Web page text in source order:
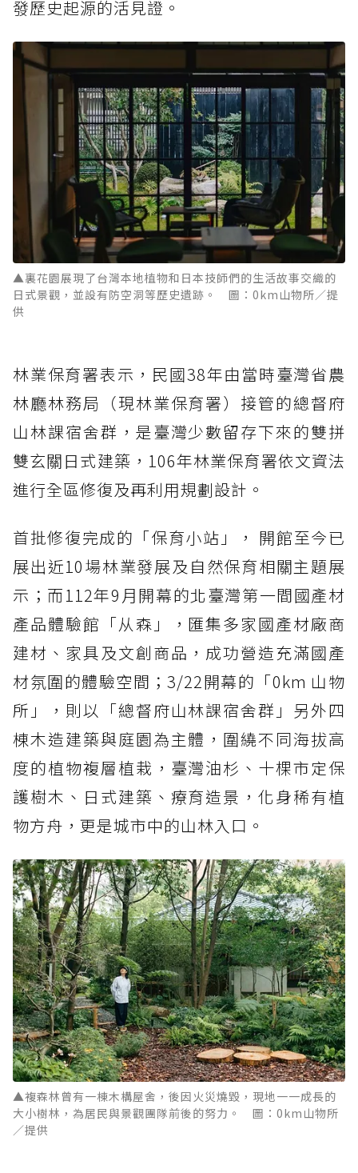
發歷史起源的活見證。
▲裏花園展現了台灣本地植物和日本技師們的生活故事交織的
日式景觀，並設有防空洞等歷史遺跡。 圖：0km山物所／提
供
林業保育署表示，民國38年由當時臺灣省農
林廳林務局（現林業保育署）接管的總督府
山林課宿舍群，是臺灣少數留存下來的雙拼
雙玄關日式建築，106年林業保育署依文資法
進行全區修復及再利用規劃設計。
首批修復完成的「保育小站」， 開館至今已
展出近10場林業發展及自然保育相關主題展
示；而112年9月開幕的北臺灣第一間國產材
產品體驗館「从森」，匯集多家國產材廠商
建材、家具及文創商品，成功營造充滿國產
材氛圍的體驗空間；3/22開幕的「0km 山物
所」，則以「總督府山林課宿舍群」另外四
棟木造建築與庭園為主體，圍繞不同海拔高
度的植物複層植栽，臺灣油杉、十棵市定保
護樹木、日式建築、療育造景，化身稀有植
物方舟，更是城市中的山林入口。
▲複森林曾有一棟木構屋舍，後因火災燒毀，現地一一成長的
大小樹林，為居民與景觀團隊前後的努力。 圖：0km山物所
／提供